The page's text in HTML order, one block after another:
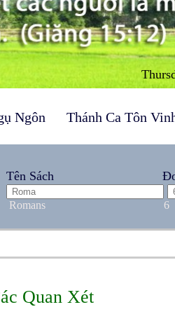
Tên Sách
Romans 6
Ngôn Thánh Ca Tôn
Quan Xét